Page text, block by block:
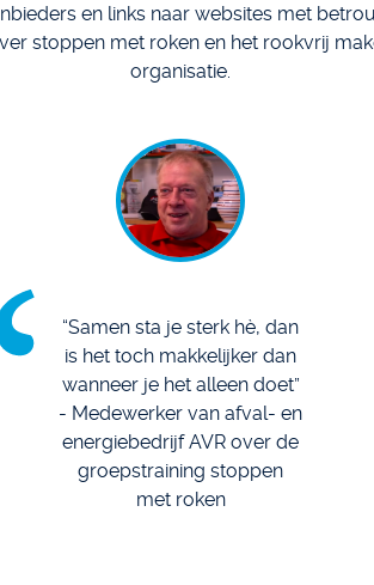
en links naar websites met
stoppen met roken en het rookvrij
organisatie.
“Samen sta je sterk hè, dan
is het toch makkelijker dan
wanneer je het alleen doet”
- Medewerker van afval- en
energiebedrijf AVR over de
groepstraining stoppen
met roken